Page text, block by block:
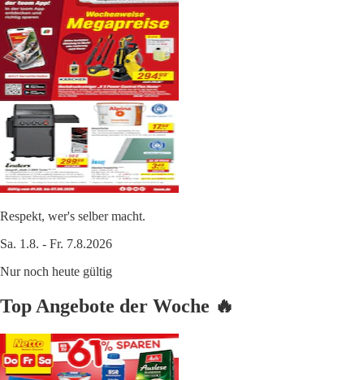
Respekt, wer's selber macht.
Sa. 1.8. - Fr. 7.8.2026
Nur noch heute gültig
Top Angebote der Woche 🔥